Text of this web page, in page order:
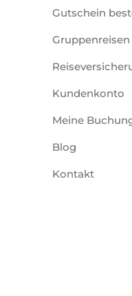
Gutschein
Kundenkonto
Meine
Blog
Kontakt